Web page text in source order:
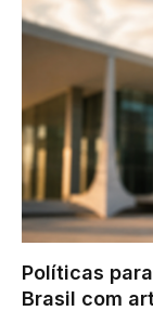
Políticas
Brasil com